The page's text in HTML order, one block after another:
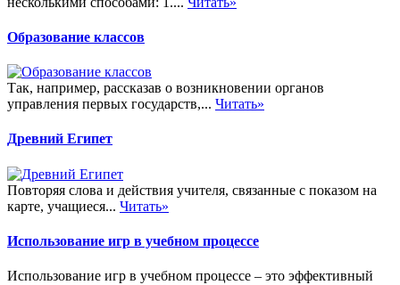
Образование классов
Так, например, рассказав о возникновении органов
управления первых государств,... Читать»
Древний Египет
Повторяя слова и действия учителя, связанные с показом на
карте, учащиеся... Читать»
Использование игр в учебном процессе
Использование игр в учебном процессе – это эффективный